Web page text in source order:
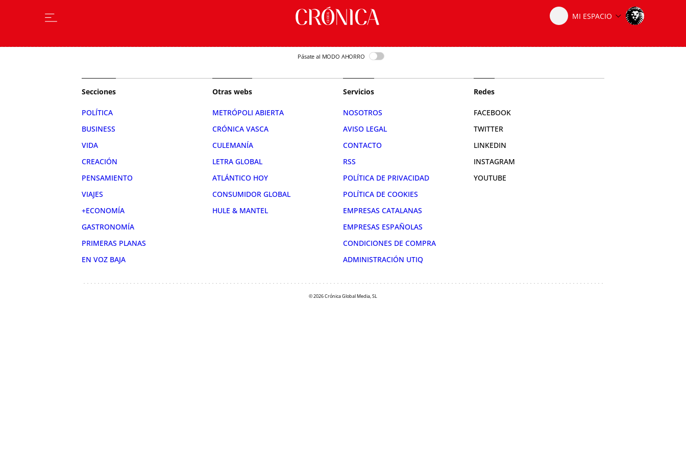
Pásate al MODO AHORRO
Secciones
POLÍTICA
BUSINESS
VIDA
CREACIÓN
PENSAMIENTO
VIAJES
+ECONOMÍA
GASTRONOMÍA
PRIMERAS PLANAS
EN VOZ BAJA
Otras webs
METRÓPOLI ABIERTA
CRÓNICA VASCA
CULEMANÍA
LETRA GLOBAL
ATLÁNTICO HOY
CONSUMIDOR GLOBAL
HULE & MANTEL
Servicios
NOSOTROS
AVISO LEGAL
CONTACTO
RSS
POLÍTICA DE PRIVACIDAD
POLÍTICA DE COOKIES
EMPRESAS CATALANAS
EMPRESAS ESPAÑOLAS
CONDICIONES DE COMPRA
ADMINISTRACIÓN UTIQ
Redes
FACEBOOK
TWITTER
LINKEDIN
INSTAGRAM
YOUTUBE
© 2026 Crónica Global Media, SL